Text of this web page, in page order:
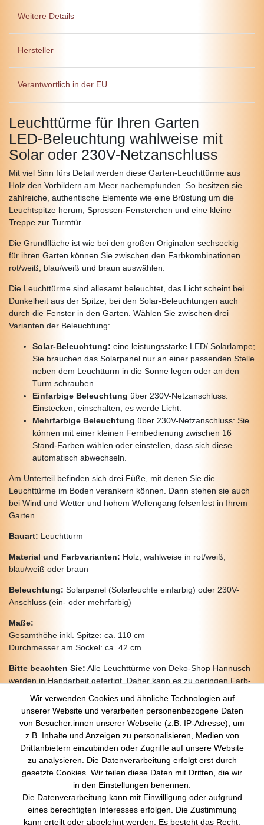
Weitere Details
Hersteller
Verantwortlich in der EU
Leuchttürme für Ihren Garten
LED-Beleuchtung wahlweise mit
Solar oder 230V-Netzanschluss
Mit viel Sinn fürs Detail werden diese Garten-Leuchttürme aus
Holz den Vorbildern am Meer nachempfunden. So besitzen sie
zahlreiche, authentische Elemente wie eine Brüstung um die
Leuchtspitze herum, Sprossen-Fensterchen und eine kleine
Treppe zur Turmtür.
Die Grundfläche ist wie bei den großen Originalen sechseckig –
für ihren Garten können Sie zwischen den Farbkombinationen
rot/weiß, blau/weiß und braun auswählen.
Die Leuchttürme sind allesamt beleuchtet, das Licht scheint bei
Dunkelheit aus der Spitze, bei den Solar-Beleuchtungen auch
durch die Fenster in den Garten. Wählen Sie zwischen drei
Varianten der Beleuchtung:
Solar-Beleuchtung: eine leistungsstarke LED/ Solarlampe;
Sie brauchen das Solarpanel nur an einer passenden Stelle
neben dem Leuchtturm in die Sonne legen oder an den
Turm schrauben
Einfarbige Beleuchtung über 230V-Netzanschluss:
Einstecken, einschalten, es werde Licht.
Mehrfarbige Beleuchtung über 230V-Netzanschluss: Sie
können mit einer kleinen Fernbedienung zwischen 16
Stand-Farben wählen oder einstellen, dass sich diese
automatisch abwechseln.
Am Unterteil befinden sich drei Füße, mit denen Sie die
Leuchttürme im Boden verankern können. Dann stehen sie auch
bei Wind und Wetter und hohem Wellengang felsenfest in Ihrem
Garten.
Bauart: Leuchtturm
Material und Farbvarianten: Holz; wahlweise in rot/weiß,
blau/weiß oder braun
Beleuchtung: Solarpanel (Solarleuchte einfarbig) oder 230V-
Anschluss (ein- oder mehrfarbig)
Maße:
Gesamthöhe inkl. Spitze: ca. 110 cm
Durchmesser am Sockel: ca. 42 cm
Bitte beachten Sie: Alle Leuchttürme von Deko-Shop Hannusch
werden in Handarbeit gefertigt. Daher kann es zu geringen Farb-
Über Uns
Startseite
Versandkosten
Zahlungsarten
Kontakt
Rechtliches
Wir verwenden Cookies und ähnliche Technologien auf
unserer Website und verarbeiten personenbezogene Daten
von Besucher:innen unserer Webseite (z.B. IP-Adresse), um
z.B. Inhalte und Anzeigen zu personalisieren, Medien von
Drittanbietern einzubinden oder Zugriffe auf unsere Website
zu analysieren. Die Datenverarbeitung erfolgt erst durch
gesetzte Cookies. Wir teilen diese Daten mit Dritten, die wir
in den Einstellungen benennen.
Die Datenverarbeitung kann mit Einwilligung oder aufgrund
eines berechtigten Interesses erfolgen. Die Zustimmung
kann erteilt oder abgelehnt werden. Es besteht das Recht,